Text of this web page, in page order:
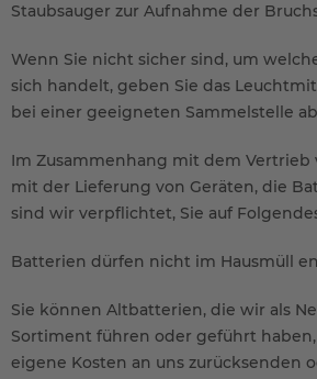
Staubsauger zur Aufnahme der
Wenn Sie nicht sicher sind, um
sich handelt, geben Sie das
bei einer geeigneten Sammelstelle
Im Zusammenhang mit dem Vertrieb
mit der Lieferung von Geräten, die
sind wir verpflichtet, Sie auf
Batterien dürfen nicht im Hausmüll
Sie können Altbatterien, die wir als
Sortiment führen oder geführt
eigene Kosten an uns zurücksenden